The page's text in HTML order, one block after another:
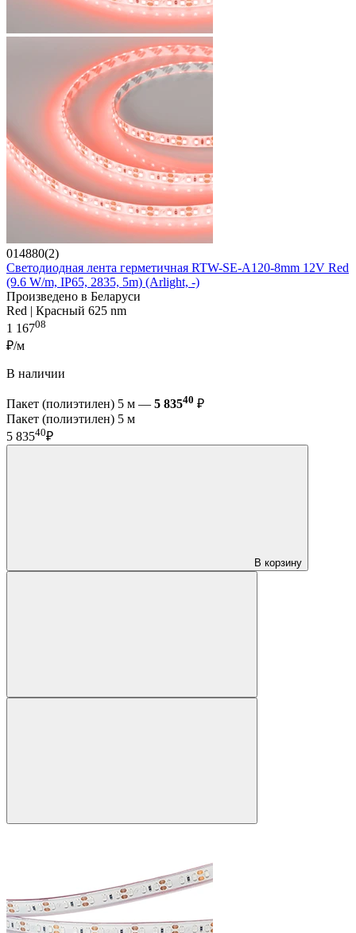
014880(2)
Светодиодная лента герметичная RTW-SE-A120-8mm 12V Red
(9.6 W/m, IP65, 2835, 5m) (Arlight, -)
Произведено в Беларуси
Red | Красный 625 nm
1 16708
₽/м
В наличии
Пакет (полиэтилен) 5 м — 5 83540 ₽
Пакет (полиэтилен) 5 м
5 83540₽
В корзину